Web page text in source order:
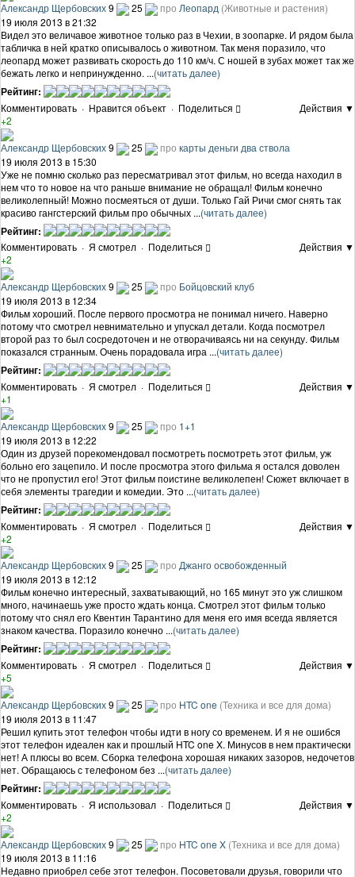
Александр Щербовских9 25 про Леопард (Животные и растения)
19 июля 2013 в 21:32
Видел это величавое животное только раз в Чехии, в зоопарке. И рядом была
табличка в ней кратко описывалось о животном. Так меня поразило, что
леопард может развивать скорость до 110 км/ч. С ношей в зубах может так же
бежать легко и непринужденно. ...(читать далее)
Рейтинг:
Комментировать · Нравится объект · Поделиться
Действия ▼
+2
Александр Щербовских9 25 про карты деньги два ствола
19 июля 2013 в 15:30
Уже не помню сколько раз пересматривал этот фильм, но всегда находил в
нем что то новое на что раньше внимание не обращал! Фильм конечно
великолепный! Можно посмеяться от души. Только Гай Ричи смог снять так
красиво гангстерский фильм про обычных ...(читать далее)
Рейтинг:
Комментировать · Я смотрел · Поделиться
Действия ▼
+2
Александр Щербовских9 25 про Бойцовский клуб
19 июля 2013 в 12:34
Фильм хороший. После первого просмотра не понимал ничего. Наверно
потому что смотрел невнимательно и упускал детали. Когда посмотрел
второй раз то был сосредоточен и не отворачиваясь ни на секунду. Фильм
показался странным. Очень порадовала игра ...(читать далее)
Рейтинг:
Комментировать · Я смотрел · Поделиться
Действия ▼
+1
Александр Щербовских9 25 про 1+1
19 июля 2013 в 12:22
Один из друзей порекомендовал посмотреть посмотреть этот фильм, уж
больно его зацепило. И после просмотра этого фильма я остался доволен
что не пропустил его! Этот фильм поистине великолепен! Сюжет включает в
себя элементы трагедии и комедии. Это ...(читать далее)
Рейтинг:
Комментировать · Я смотрел · Поделиться
Действия ▼
+2
Александр Щербовских9 25 про Джанго освобожденный
19 июля 2013 в 12:12
Фильм конечно интересный, захватывающий, но 165 минут это уж слишком
много, начинаешь уже просто ждать конца. Смотрел этот фильм только
потому что снял его Квентин Тарантино для меня его имя всегда является
знаком качества. Поразило конечно ...(читать далее)
Рейтинг:
Комментировать · Я смотрел · Поделиться
Действия ▼
+5
Александр Щербовских9 25 про HTC one (Техника и все для дома)
19 июля 2013 в 11:47
Решил купить этот телефон чтобы идти в ногу со временем. И я не ошибся
этот телефон идеален как и прошлый HTC one X. Минусов в нем практически
нет! А плюсы во всем. Сборка телефона хорошая никаких зазоров, недочетов
нет. Обращаюсь с телефоном без ...(читать далее)
Рейтинг:
Комментировать · Я использовал · Поделиться
Действия ▼
+2
Александр Щербовских9 25 про HTC one X (Техника и все для дома)
19 июля 2013 в 11:16
Недавно приобрел себе этот телефон. Посоветовали друзья, говорили что